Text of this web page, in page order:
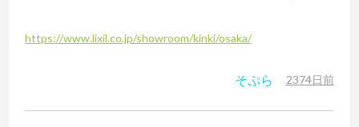
https://www.lixil.co.jp/showroom/kinki/osaka/
そぷら 2374日前